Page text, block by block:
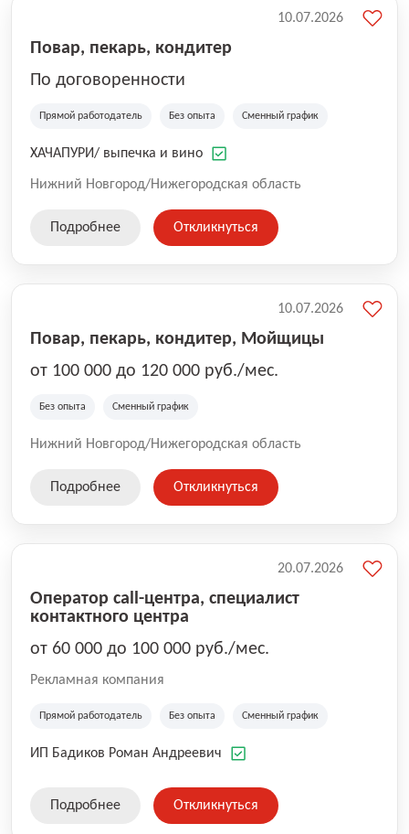
Повар, пекарь, кондитер
По договоренности
Прямой работодатель Без опыта Сменный график
ХАЧАПУРИ/ выпечка и вино
Нижний Новгород/Нижегородская область
10.07.2026
Подробнее Откликнуться
Повар, пекарь, кондитер, Мойщицы
от 100 000 до 120 000 руб./мес.
Без опыта Сменный график
Нижний Новгород/Нижегородская область
10.07.2026
Подробнее Откликнуться
Оператор call-центра, специалист
контактного центра
от 60 000 до 100 000 руб./мес.
Рекламная компания
Прямой работодатель Без опыта Сменный график
ИП Бадиков Роман Андреевич
20.07.2026
Подробнее Откликнуться